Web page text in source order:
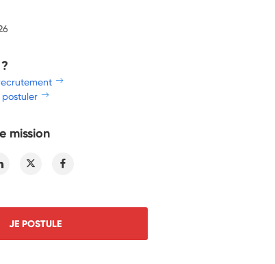
postuler
mission
Linkedin Twitter
JE POSTULE